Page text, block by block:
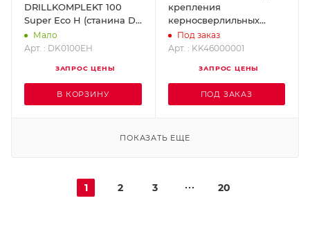
DRILLKOMPLEKT 100
Super Eco H (станина D-
160E + мотор DK1603
DR.SCHULZE DK0100EH
Мало
Арт. : DK0100EH
ЗАПРОС ЦЕНЫ
В КОРЗИНУ
крепления
керносверлильных
установок DR.SCHULZE
KK46000001
Под заказ
Арт. : KK46000001
ЗАПРОС ЦЕНЫ
ПОД ЗАКАЗ
ПОКАЗАТЬ ЕЩЕ
1 2 3 20